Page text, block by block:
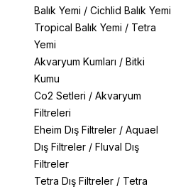
Balık Yemi / Cichlid Balık Yemi
Tropical Balık Yemi / Tetra
Yemi
Akvaryum Kumları / Bitki
Kumu
Co2 Setleri / Akvaryum
Filtreleri
Eheim Dış Filtreler / Aquael
Dış Filtreler / Fluval Dış
Filtreler
Tetra Dış Filtreler / Tetra